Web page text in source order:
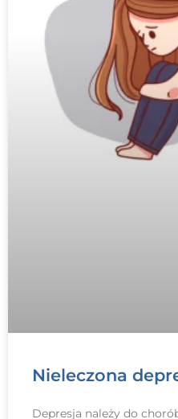
Nieleczona
Depresja należy do